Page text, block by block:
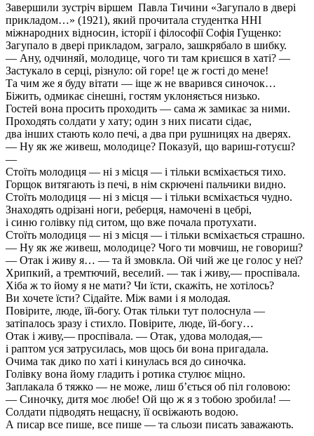
Завершили зустріч віршем Павла Тичини «Загупало в двері
прикладом…» (1921), який прочитала студентка ННІ
міжнародних відносин, історії і філософії Софія Гущенко:
Загупало в двері прикладом, заграло, зашкрябало в шибку.
— Ану, одчиняй, молодице, чого ти там криєшся в хаті? —
Застукало в серці, різнуло: ой горе! це ж гості до мене!
Та чим же я буду вітати — іще ж не вварився синочок…
Біжить, одмикає сінешні, гостям уклоняється низько.
Гостей вона просить проходить — сама ж замикає за ними.
Проходять солдати у хату; один з них писати сідає,
два інших стають коло печі, а два при рушницях на дверях.
— Ну як же живеш, молодице? Показуй, що вариш-готуєш?
—
Стоїть молодиця — ні з місця — і тільки всміхається тихо.
Горщок витягають із печі, в нім скрючені пальчики видно.
Стоїть молодиця — ні з місця — і тільки всміхається чудно.
Знаходять одрізані ноги, реберця, намочені в цебрі,
і синю голівку під ситом, що вже почала протухати.
Стоїть молодиця — ні з місця — і тільки всміхається страшно.
— Ну як же живеш, молодице? Чого ти мовчиш, не говориш?
— Отак і живу я… — та й змовкла. Ой чий же це голос у неї?
Хрипкий, а тремтючий, веселий. — так і живу,— проспівала.
Хіба ж то йому я не мати? Чи їсти, скажіть, не хотілось?
Ви хочете їсти? Сідайте. Між вами і я молодая.
Повірите, люде, їй-богу. Отак тільки тут полоснула —
затіпалось зразу і стихло. Повірите, люде, їй-богу…
Отак і живу,— проспівала. — Отак, удова молодая,—
і раптом уся затрусилась, мов щось би вона пригадала.
Очима так дико по хаті і кинулась вся до синочка.
Голівку вона йому гладить і ротика стулює міцно.
Заплакала б тяжко — не може, лиш б’ється об піл головою:
— Синочку, дитя моє любе! Ой що ж я з тобою зробила! —
Солдати підводять нещасну, її освіжають водою.
А писар все пише, все пише — та сльози писать заважають.